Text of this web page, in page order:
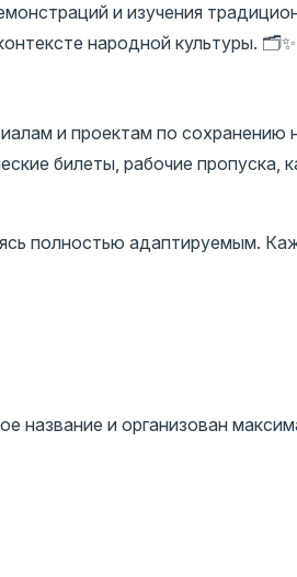
и изучения
народной культуры. 🗂️✨
и проектам по сохранению
билеты, рабочие пропуска,
полностью адаптируемым.
и организован